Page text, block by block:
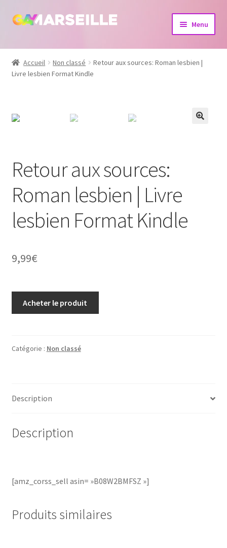
Aller
navigation
Aller
Menu
Boutique
Bijoux
Accueil Non classé
Retour aux sources: Roman lesbien |
Livre lesbien Format Kindle
Retour aux sources:
Roman lesbien | Livre
lesbien Format Kindle
9,99€
Acheter le produit
Catégorie : Non classé
Description
Description
[amz_corss_sell asin= »B08W2BMFSZ »]
Produits similaires